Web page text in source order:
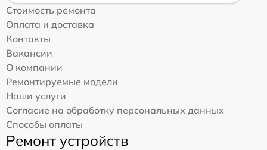
Стоимость ремонта
Оплата и доставка
Контакты
Вакансии
О компании
Ремонтируемые модели
Наши услуги
Согласие на обработку персональных данных
Способы оплаты
Ремонт устройств